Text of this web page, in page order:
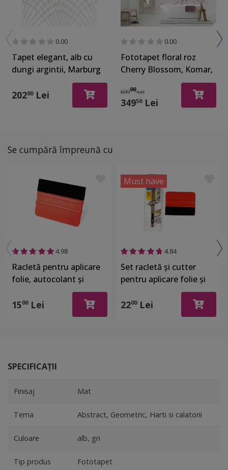
0.00
Tapet elegant, alb cu
dungi argintii, Marburg
Urban Spaces 32277
20200Lei
0.00
Fototapet floral roz
Cherry Blossom, Komar,
print digital, 300x280 cm
69900Lei
34950Lei
Se cumpără împreună cu
4.98
Racletă pentru aplicare
folie, autocolant şi
stickere, din plastic cu o
latură cu pâslă
1500Lei
Must have
4.84
Set racletă şi cutter
pentru aplicare folie şi
2200Lei
SPECIFICAȚII
Finisaj Mat
Tema Abstract, Geometric, Harti si calatorii
Culoare alb, gri
Tip produs Fototapet